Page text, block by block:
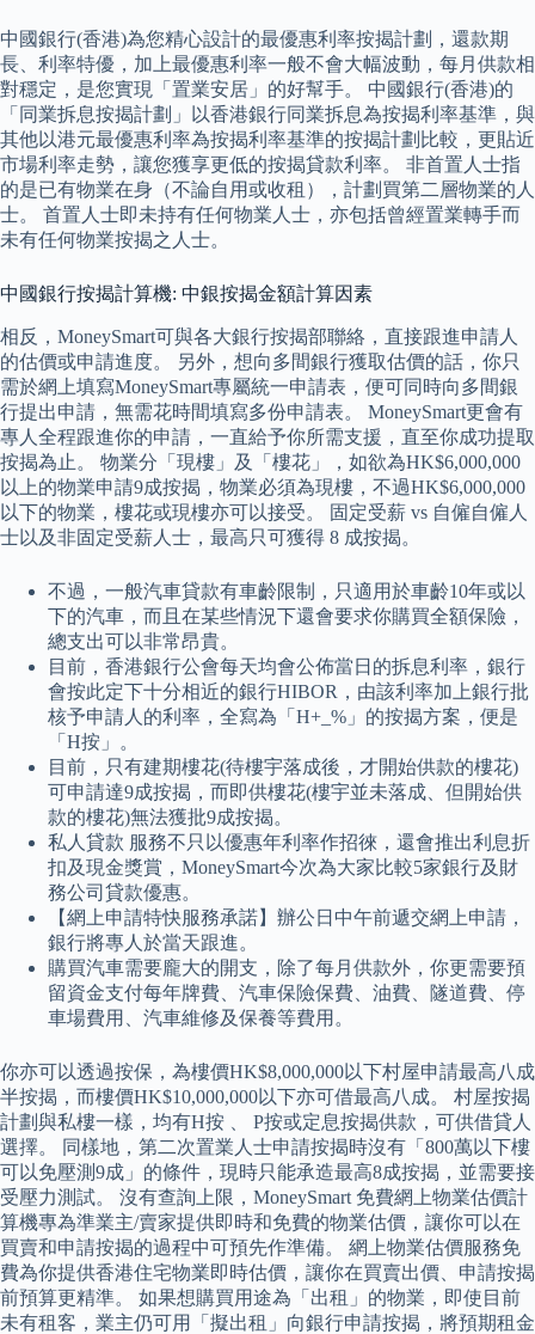
中國銀行(香港)為您精心設計的最優惠利率按揭計劃，還款期
長、利率特優，加上最優惠利率一般不會大幅波動，每月供款相
對穩定，是您實現「置業安居」的好幫手。 中國銀行(香港)的
「同業拆息按揭計劃」以香港銀行同業拆息為按揭利率基準，與
其他以港元最優惠利率為按揭利率基準的按揭計劃比較，更貼近
市場利率走勢，讓您獲享更低的按揭貸款利率。 非首置人士指
的是已有物業在身（不論自用或收租），計劃買第二層物業的人
士。 首置人士即未持有任何物業人士，亦包括曾經置業轉手而
未有任何物業按揭之人士。
中國銀行按揭計算機: 中銀按揭金額計算因素
相反，MoneySmart可與各大銀行按揭部聯絡，直接跟進申請人
的估價或申請進度。 另外，想向多間銀行獲取估價的話，你只
需於網上填寫MoneySmart專屬統一申請表，便可同時向多間銀
行提出申請，無需花時間填寫多份申請表。 MoneySmart更會有
專人全程跟進你的申請，一直給予你所需支援，直至你成功提取
按揭為止。 物業分「現樓」及「樓花」，如欲為HK$6,000,000
以上的物業申請9成按揭，物業必須為現樓，不過HK$6,000,000
以下的物業，樓花或現樓亦可以接受。 固定受薪 vs 自僱自僱人
士以及非固定受薪人士，最高只可獲得 8 成按揭。
不過，一般汽車貸款有車齡限制，只適用於車齡10年或以
下的汽車，而且在某些情況下還會要求你購買全額保險，
總支出可以非常昂貴。
目前，香港銀行公會每天均會公佈當日的拆息利率，銀行
會按此定下十分相近的銀行HIBOR，由該利率加上銀行批
核予申請人的利率，全寫為「H+_%」的按揭方案，便是
「H按」。
目前，只有建期樓花(待樓宇落成後，才開始供款的樓花)
可申請達9成按揭，而即供樓花(樓宇並未落成、但開始供
款的樓花)無法獲批9成按揭。
私人貸款 服務不只以優惠年利率作招徠，還會推出利息折
扣及現金獎賞，MoneySmart今次為大家比較5家銀行及財
務公司貸款優惠。
【網上申請特快服務承諾】辦公日中午前遞交網上申請，
銀行將專人於當天跟進。
購買汽車需要龐大的開支，除了每月供款外，你更需要預
留資金支付每年牌費、汽車保險保費、油費、隧道費、停
車場費用、汽車維修及保養等費用。
你亦可以透過按保，為樓價HK$8,000,000以下村屋申請最高八成
半按揭，而樓價HK$10,000,000以下亦可借最高八成。 村屋按揭
計劃與私樓一樣，均有H按 、 P按或定息按揭供款，可供借貸人
選擇。 同樣地，第二次置業人士申請按揭時沒有「800萬以下樓
可以免壓測9成」的條件，現時只能承造最高8成按揭，並需要接
受壓力測試。 沒有查詢上限，MoneySmart 免費網上物業估價計
算機專為準業主/賣家提供即時和免費的物業估價，讓你可以在
買賣和申請按揭的過程中可預先作準備。 網上物業估價服務免
費為你提供香港住宅物業即時估價，讓你在買賣出價、申請按揭
前預算更精準。 如果想購買用途為「出租」的物業，即使目前
未有租客，業主仍可用「擬出租」向銀行申請按揭，將預期租金